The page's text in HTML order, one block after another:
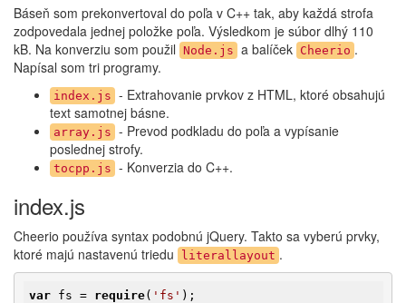
Báseň som prekonvertoval do poľa v C++ tak, aby každá strofa
zodpovedala jednej položke poľa. Výsledkom je súbor dlhý 110
kB. Na konverziu som použil Node.js a balíček Cheerio .
Napísal som tri programy.
index.js - Extrahovanie prvkov z HTML, ktoré obsahujú
text samotnej básne.
array.js - Prevod podkladu do poľa a vypísanie
poslednej strofy.
tocpp.js - Konverzia do C++.
index.js
Cheerio používa syntax podobnú jQuery. Takto sa vyberú prvky,
ktoré majú nastavenú triedu
literallayout .
var fs = require( 'fs'